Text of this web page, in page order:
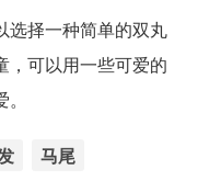
选择一种简单的双丸
，可以用一些可爱的
马尾